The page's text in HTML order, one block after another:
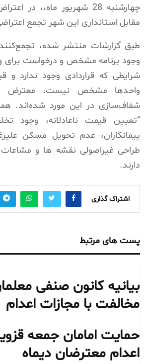
چهارشنبه 28 شهریور ماه،،
مقابل استانداری این شهر تجمع
طبق گزارشات منتشر شده،
وجود برنامه مشخص و درخواست برای
شرایطی که قراردادی وجود ندارد و
واحدها مشخص نیست، معترض
شفاف‌سازی در این مورد شده‌اند.
“تعیین قیمت ناعادلانه، وجود
طراحی غیراصولی نقشه ها و مشاعات
دارند.
اشتراک گذاری
پست های مرتبط
بیانیه کانون صنفی
مخالفت با مجازات اعدام
حمایت امامان جمعه
اعدام معترضان دیماه